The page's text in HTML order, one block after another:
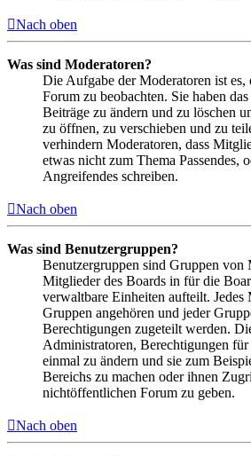
Nach oben
Was sind Moderatoren?
Die Aufgabe der Moderatoren ist es,
Forum zu beobachten. Sie haben
Beiträge zu ändern und zu löschen
zu öffnen, zu verschieben und zu
verhindern Moderatoren, dass
etwas nicht zum Thema Passendes,
Angreifendes schreiben.
Nach oben
Was sind Benutzergruppen?
Benutzergruppen sind Gruppen von
Mitglieder des Boards in für die
verwaltbare Einheiten aufteilt. Jedes
Gruppen angehören und jeder
Berechtigungen zugeteilt werden.
Administratoren, Berechtigungen
einmal zu ändern und sie zum
Bereichs zu machen oder ihnen
nichtöffentlichen Forum zu geben.
Nach oben